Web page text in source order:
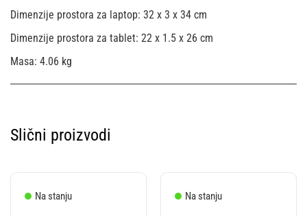
Dimenzije prostora za laptop: 32 x 3 x 34 cm
Dimenzije prostora za tablet: 22 x 1.5 x 26 cm
Masa: 4.06 kg
Slični proizvodi
Na stanju Na stanju